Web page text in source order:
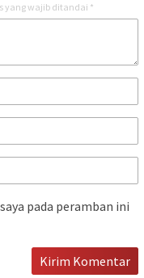
yang wajib ditandai *
pada peramban ini